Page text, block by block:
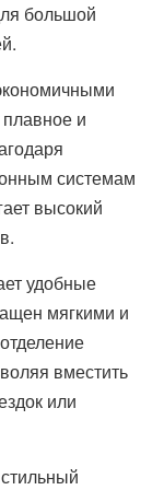
большой
и
системам
высокий
удобные
мягкими и
вместить
или